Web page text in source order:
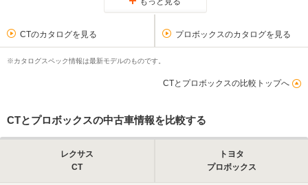
CTのカタログを見る プロボックスのカタログを見る
※カタログスペック情報は最新モデルのものです。
CTとプロボックスの比較トップへ
CTとプロボックスの中古車情報を比較する
レクサス
CT
トヨタ
プロボックス